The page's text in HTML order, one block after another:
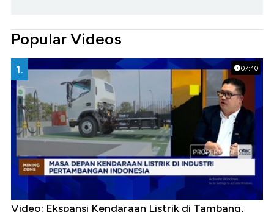
Popular Videos
07:40
1.
Video: Ekspansi Kendaraan Listrik di Tambang,